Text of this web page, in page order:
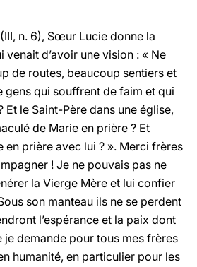
(III, n. 6), Sœur Lucie donne la
venait d’avoir une vision : « Ne
de routes, beaucoup sentiers et
gens qui souffrent de faim et qui
Et le Saint-Père dans une église,
de Marie en prière ? Et
en prière avec lui ? ». Merci frères
! Je ne pouvais pas ne
la Vierge Mère et lui confier
son manteau ils ne se perdent
l’espérance et la paix dont
je demande pour tous mes frères
humanité, en particulier pour les